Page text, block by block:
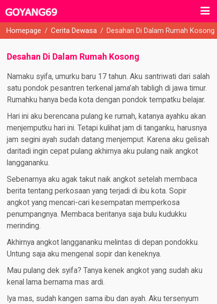
Homepage / Cerita Dewasa / Desahan Di Dalam Rumah Kosong
Desahan Di Dalam Rumah Kosong
Namaku syifa, umurku baru 17 tahun. Aku santriwati dari salah
satu pondok pesantren terkenal jama’ah tabligh di jawa timur.
Rumahku hanya beda kota dengan pondok tempatku belajar.
Hari ini aku berencana pulang ke rumah, katanya ayahku akan
menjemputku hari ini. Tetapi kulihat jam di tanganku, harusnya
jam segini ayah sudah datang menjemput. Karena aku gelisah
daritadi ingin cepat pulang akhirnya aku pulang naik angkot
langgananku.
Sebenarnya aku agak takut naik angkot setelah membaca
berita tentang perkosaan yang terjadi di ibu kota. Sopir
angkot yang mencari-cari kesempatan memperkosa
penumpangnya. Membaca beritanya saja bulu kudukku
merinding.
Akhirnya angkot langgananku melintas di depan pondokku.
Untung saja aku mengenal sopir dan keneknya.
Mau pulang dek syifa? Tanya kenek angkot yang sudah aku
kenal lama bernama mas ardi.
Iya mas, sudah kangen sama ibu dan ayah. Aku tersenyum